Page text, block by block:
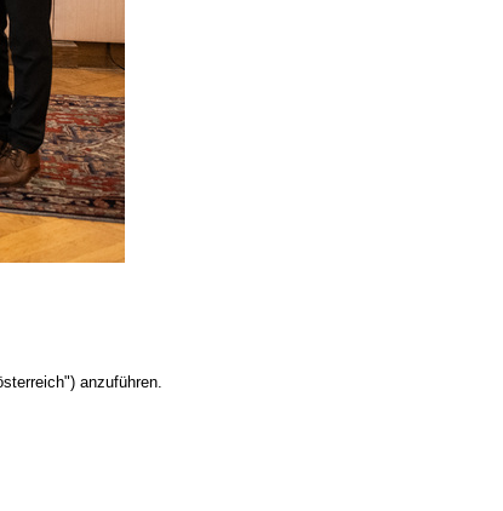
anzuführen.